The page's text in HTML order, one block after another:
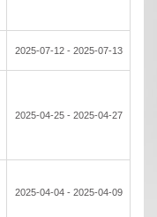
2025-07-12 - 2025-07-13
2025-04-25 - 2025-04-27
2025-04-04 - 2025-04-09